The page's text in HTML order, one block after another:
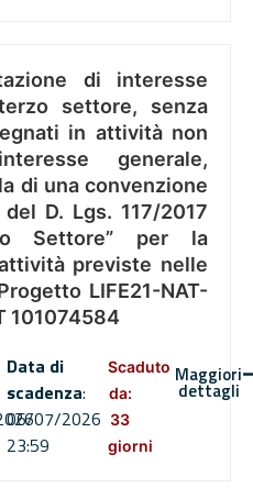
di interesse
settore, senza
in attività non
generale,
di una convenzione
D. Lgs. 117/2017
Settore” per la
previste nelle
LIFE21-NAT-
101074584
Data di
scadenza:
06/07/2026
23:59
Scaduto
da:
33
giorni
Maggiori
dettagli